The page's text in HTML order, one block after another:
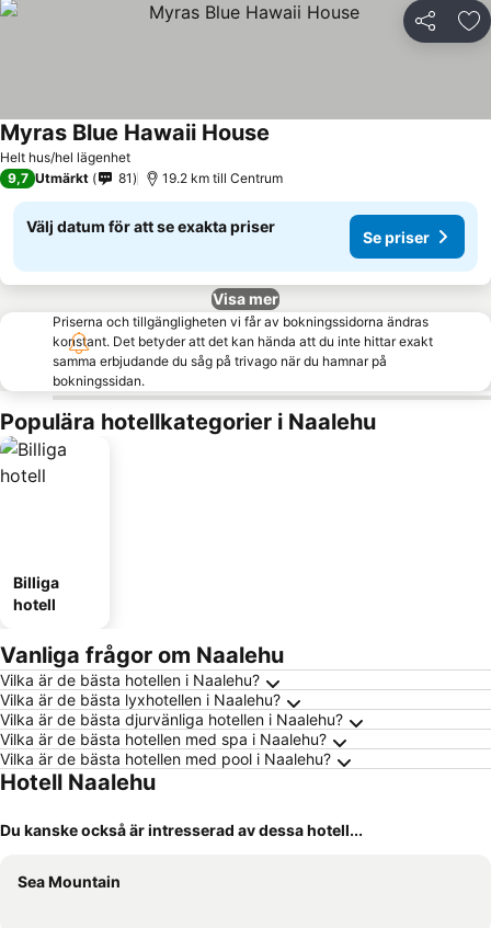
Dela
Helt hus/hel lägenhet
Myras Blue Hawaii House
9,7 Utmärkt 81 19.2 km till Centrum
Välj datum för att se exakta priser
Se priser
Visa mer
Priserna och tillgängligheten vi får av bokningssidorna ändras
konstant. Det betyder att det kan hända att du inte hittar exakt
samma erbjudande du såg på trivago när du hamnar på
bokningssidan.
Populära hotellkategorier i Naalehu
Billiga
hotell
Vanliga frågor om Naalehu
Vilka är de bästa hotellen i Naalehu?
Vilka är de bästa lyxhotellen i Naalehu?
Vilka är de bästa djurvänliga hotellen i Naalehu?
Vilka är de bästa hotellen med spa i Naalehu?
Vilka är de bästa hotellen med pool i Naalehu?
Hotell Naalehu
Du kanske också är intresserad av dessa hotell...
Sea Mountain